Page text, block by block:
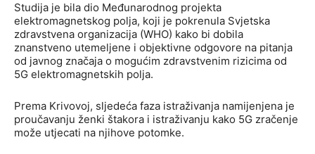
Studija je bila dio Međunarodnog projekta
elektromagnetskog polja, koji je pokrenula Svjetska
zdravstvena organizacija (WHO) kako bi dobila
znanstveno utemeljene i objektivne odgovore na pitanja
od javnog značaja o mogućim zdravstvenim rizicima od
5G elektromagnetskih polja.
Prema Krivovoj, sljedeća faza istraživanja namijenjena je
proučavanju ženki štakora i istraživanju kako 5G zračenje
može utjecati na njihove potomke.